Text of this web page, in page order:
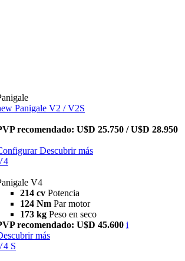
Panigale V2 / V2S
recomendado: U$D 25.750 / U$D 28.950
Descubrir más
V4
214 cv Potencia
124 Nm Par motor
173 kg Peso en seco
recomendado: U$D 45.600 i
más
S